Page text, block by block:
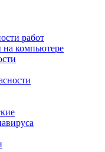
работ
на компьютере